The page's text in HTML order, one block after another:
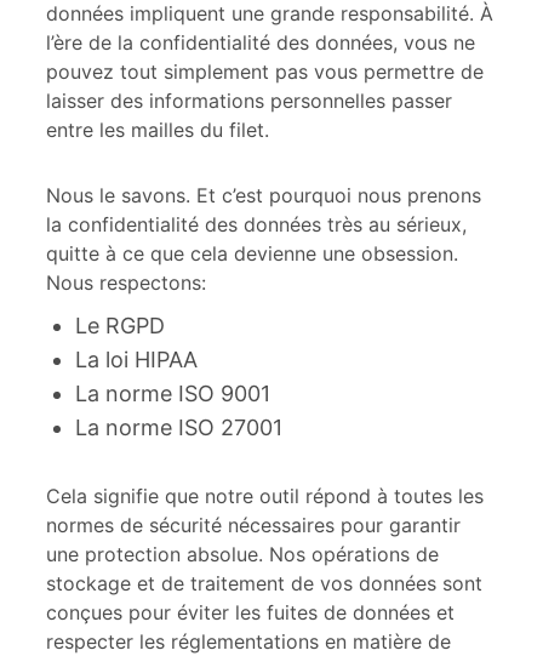
données impliquent une grande responsabilité. À
l’ère de la confidentialité des données, vous ne
pouvez tout simplement pas vous permettre de
laisser des informations personnelles passer
entre les mailles du filet.
Nous le savons. Et c’est pourquoi nous prenons
la confidentialité des données très au sérieux,
quitte à ce que cela devienne une obsession.
Nous respectons:
Le RGPD
La loi HIPAA
La norme ISO 9001
La norme ISO 27001
Cela signifie que notre outil répond à toutes les
normes de sécurité nécessaires pour garantir
une protection absolue. Nos opérations de
stockage et de traitement de vos données sont
conçues pour éviter les fuites de données et
respecter les réglementations en matière de